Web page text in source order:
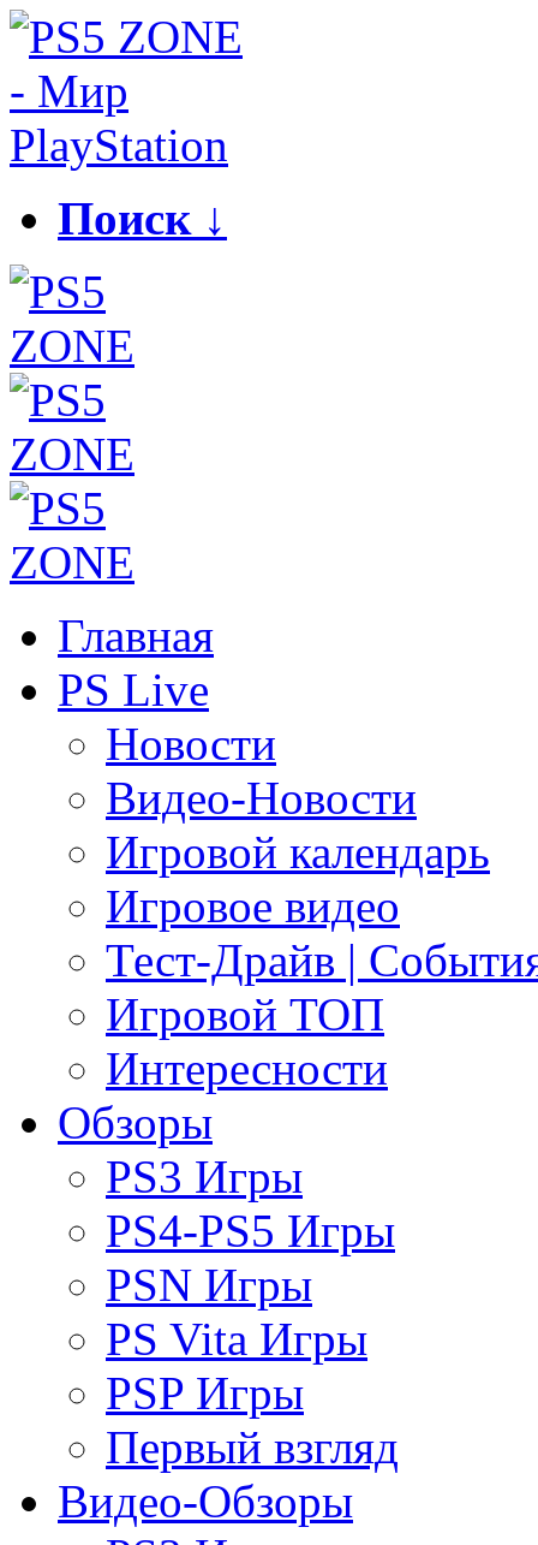
Поиск ↓
Главная
PS Live
Новости
Видео-Новости
Игровой календарь
Игровое видео
Тест-Драйв |
Игровой ТОП
Интересности
Обзоры
PS3 Игры
PS4-PS5 Игры
PSN Игры
PS Vita Игры
PSP Игры
Первый взгляд
Видео-Обзоры